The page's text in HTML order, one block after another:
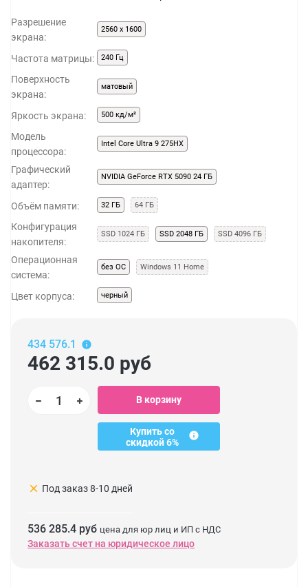
Разрешение
экрана:
2560 x 1600
Частота матрицы: 240 Гц
Поверхность
экрана:
матовый
Яркость экрана: 500 кд/м²
Модель
процессора:
Intel Core Ultra 9 275HX
Графический
адаптер:
NVIDIA GeForce RTX 5090 24 ГБ
Объём памяти: 32 ГБ 64 ГБ
Конфигурация
накопителя:
SSD 1024 ГБ SSD 2048 ГБ SSD 4096 ГБ
Операционная
система:
без ОС Windows 11 Home
Цвет корпуса: черный
434 576.1
462 315.0 руб
В корзину
Купить со
скидкой 6%
clear Под заказ 8-10 дней
536 285.4 руб цена для юр лиц и ИП с НДС
Заказать счет на юридическое лицо